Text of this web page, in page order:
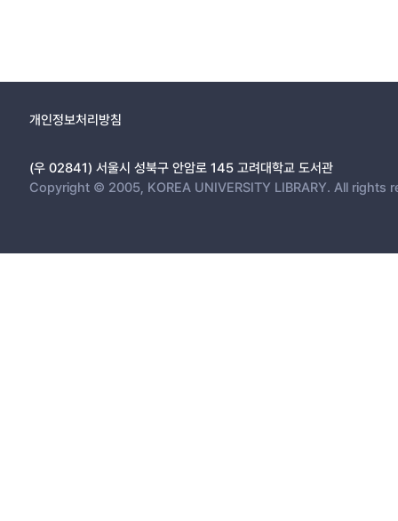
개인정보처리방침
(우 02841) 서울시 성북구 안암로 145 고려대학교 도서관
Copyright © 2005, KOREA UNIVERSITY LIBRARY. All rights